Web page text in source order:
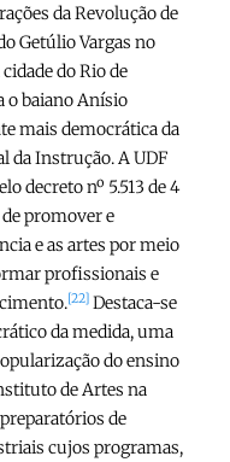
da Revolução de
Getúlio Vargas no
do Rio de
o baiano Anísio
mais democrática da
da Instrução. A UDF
decreto nº 5.513 de 4
promover e
e as artes por meio
profissionais e
[22] Destaca-se
da medida, uma
do ensino
de Artes na
de
cujos programas,